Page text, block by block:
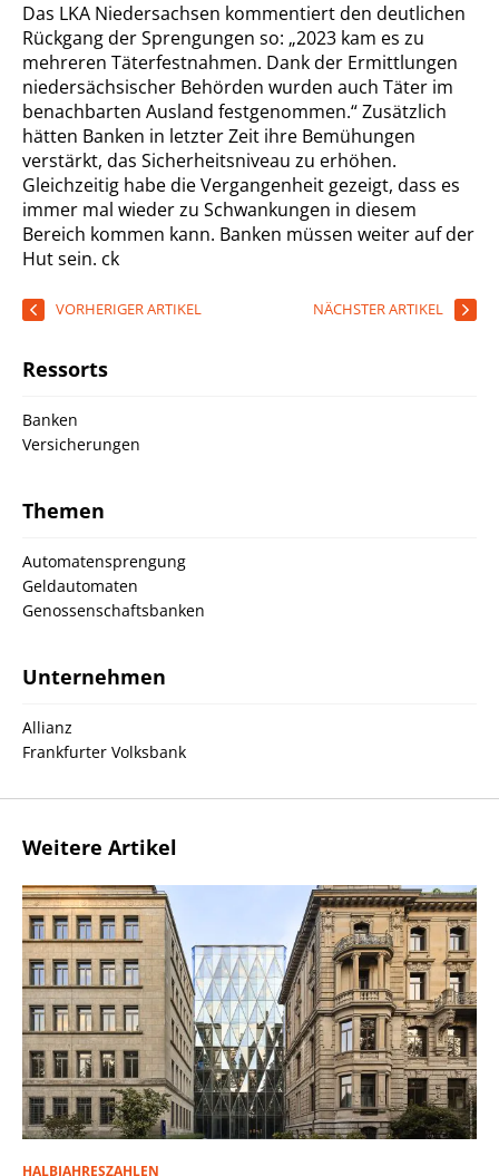
Das LKA Niedersachsen kommentiert den deutlichen
Rückgang der Sprengungen so: „2023 kam es zu
mehreren Täterfestnahmen. Dank der Ermittlungen
niedersächsischer Behörden wurden auch Täter im
benachbarten Ausland festgenommen.“ Zusätzlich
hätten Banken in letzter Zeit ihre Bemühungen
verstärkt, das Sicherheitsniveau zu erhöhen.
Gleichzeitig habe die Vergangenheit gezeigt, dass es
immer mal wieder zu Schwankungen in diesem
Bereich kommen kann. Banken müssen weiter auf der
Hut sein. ck
VORHERIGER ARTIKEL NÄCHSTER ARTIKEL
Ressorts
Banken
Versicherungen
Themen
Automatensprengung
Geldautomaten
Genossenschaftsbanken
Unternehmen
Allianz
Frankfurter Volksbank
Weitere Artikel
HALBJAHRESZAHLEN